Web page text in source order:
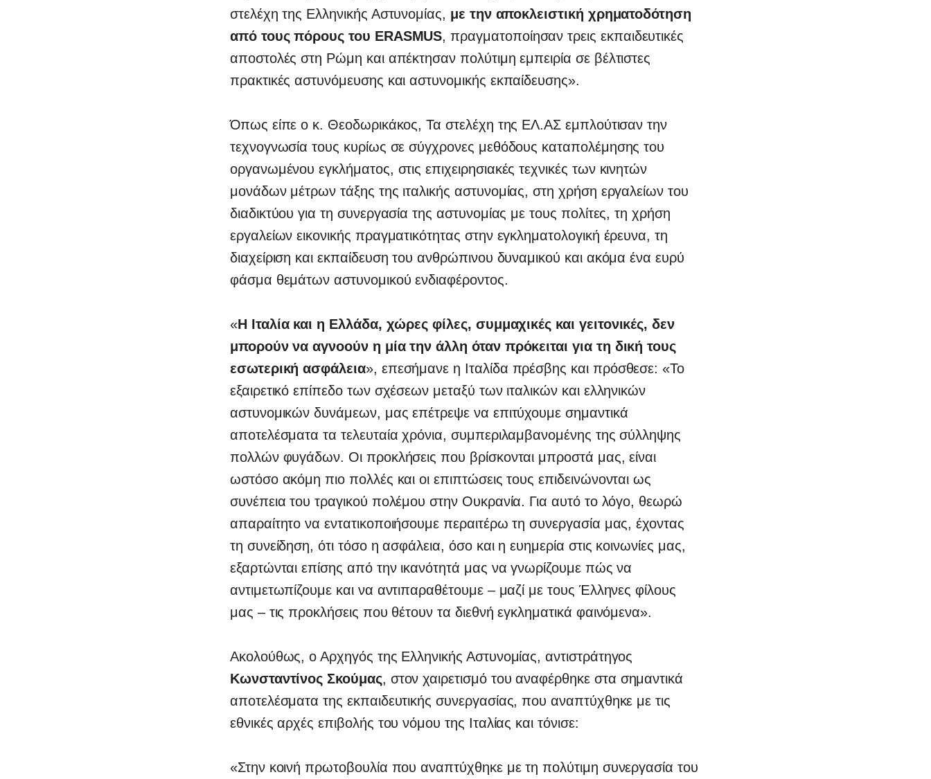
στελέχη της Ελληνικής Αστυνομίας, με την αποκλειστική χρηματοδότηση
από τους πόρους του ERASMUS, πραγματοποίησαν τρεις εκπαιδευτικές
αποστολές στη Ρώμη και απέκτησαν πολύτιμη εμπειρία σε βέλτιστες
πρακτικές αστυνόμευσης και αστυνομικής εκπαίδευσης».
Όπως είπε ο κ. Θεοδωρικάκος, Τα στελέχη της ΕΛ.ΑΣ εμπλούτισαν την
τεχνογνωσία τους κυρίως σε σύγχρονες μεθόδους καταπολέμησης του
οργανωμένου εγκλήματος, στις επιχειρησιακές τεχνικές των κινητών
μονάδων μέτρων τάξης της ιταλικής αστυνομίας, στη χρήση εργαλείων του
διαδικτύου για τη συνεργασία της αστυνομίας με τους πολίτες, τη χρήση
εργαλείων εικονικής πραγματικότητας στην εγκληματολογική έρευνα, τη
διαχείριση και εκπαίδευση του ανθρώπινου δυναμικού και ακόμα ένα ευρύ
φάσμα θεμάτων αστυνομικού ενδιαφέροντος.
«Η Ιταλία και η Ελλάδα, χώρες φίλες, συμμαχικές και γειτονικές, δεν
μπορούν να αγνοούν η μία την άλλη όταν πρόκειται για τη δική τους
εσωτερική ασφάλεια», επεσήμανε η Ιταλίδα πρέσβης και πρόσθεσε: «Το
εξαιρετικό επίπεδο των σχέσεων μεταξύ των ιταλικών και ελληνικών
αστυνομικών δυνάμεων, μας επέτρεψε να επιτύχουμε σημαντικά
αποτελέσματα τα τελευταία χρόνια, συμπεριλαμβανομένης της σύλληψης
πολλών φυγάδων. Οι προκλήσεις που βρίσκονται μπροστά μας, είναι
ωστόσο ακόμη πιο πολλές και οι επιπτώσεις τους επιδεινώνονται ως
συνέπεια του τραγικού πολέμου στην Ουκρανία. Για αυτό το λόγο, θεωρώ
απαραίτητο να εντατικοποιήσουμε περαιτέρω τη συνεργασία μας, έχοντας
τη συνείδηση, ότι τόσο η ασφάλεια, όσο και η ευημερία στις κοινωνίες μας,
εξαρτώνται επίσης από την ικανότητά μας να γνωρίζουμε πώς να
αντιμετωπίζουμε και να αντιπαραθέτουμε – μαζί με τους Έλληνες φίλους
μας – τις προκλήσεις που θέτουν τα διεθνή εγκληματικά φαινόμενα».
Ακολούθως, ο Αρχηγός της Ελληνικής Αστυνομίας, αντιστράτηγος
Κωνσταντίνος Σκούμας, στον χαιρετισμό του αναφέρθηκε στα σημαντικά
αποτελέσματα της εκπαιδευτικής συνεργασίας, που αναπτύχθηκε με τις
εθνικές αρχές επιβολής του νόμου της Ιταλίας και τόνισε:
«Στην κοινή πρωτοβουλία που αναπτύχθηκε με τη πολύτιμη συνεργασία του